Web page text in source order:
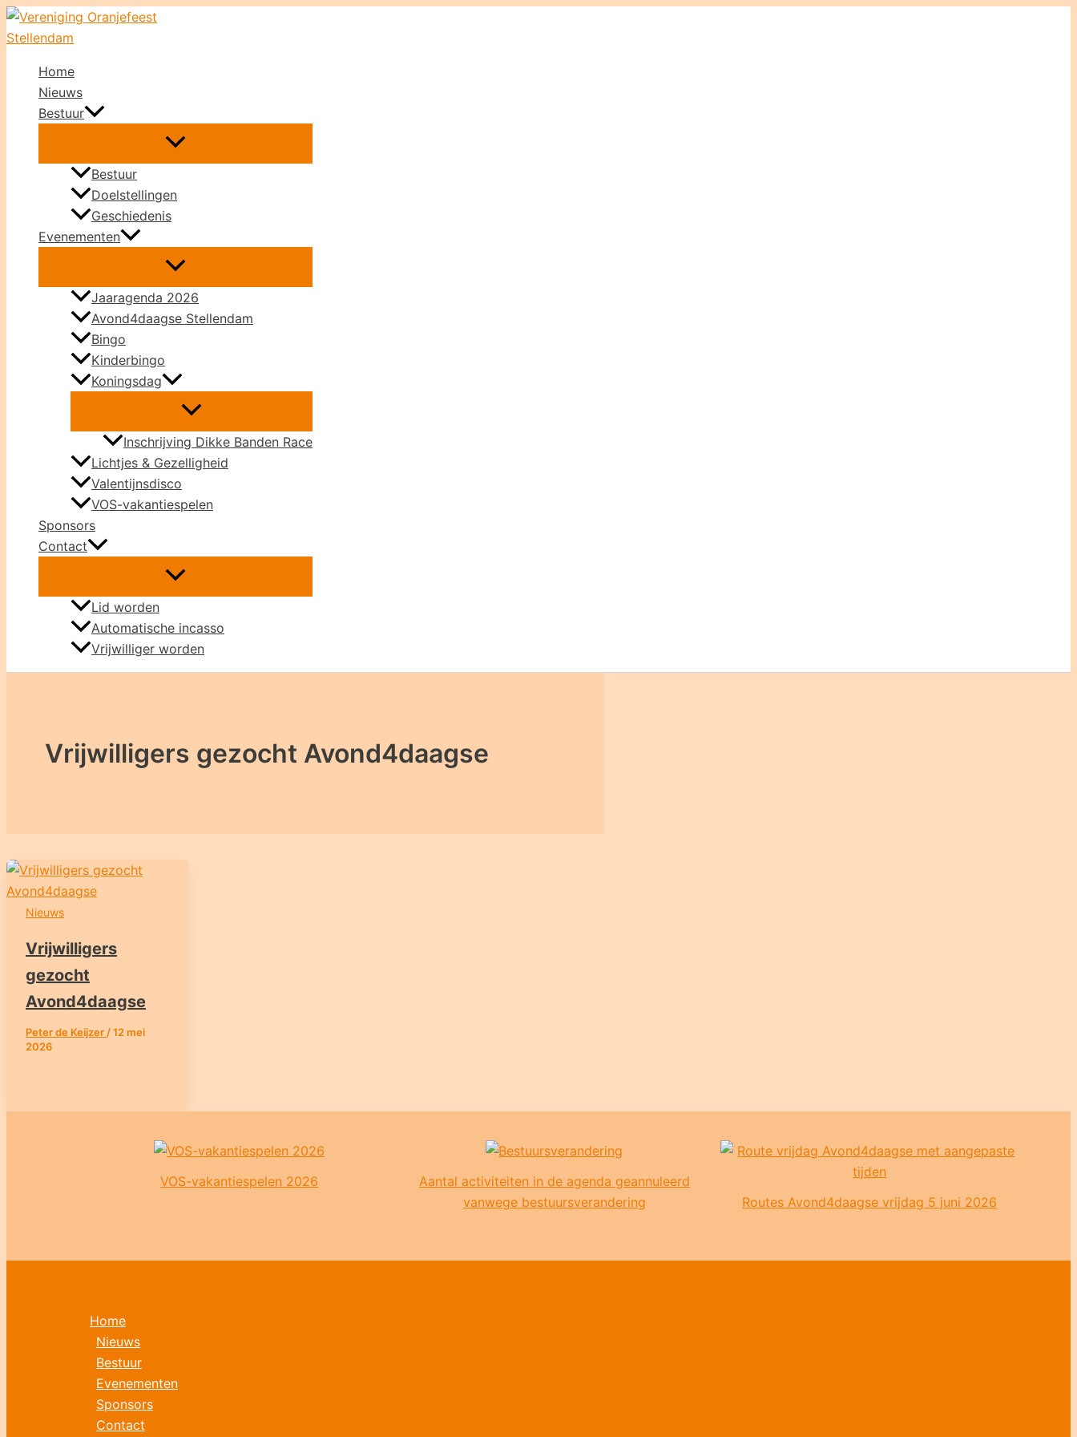
Ga
naar
inhoudHome
Nieuws
Bestuur
Bestuur
Doelstellingen
Geschiedenis
Evenementen
Jaaragenda 2026
Avond4daagse Stellendam
Bingo
Kinderbingo
Koningsdag
Inschrijving Dikke Banden Race
Lichtjes & Gezelligheid
Valentijnsdisco
VOS-vakantiespelen
Sponsors
Contact
Lid worden
Automatische incasso
Vrijwilliger worden
Vrijwilligers gezocht Avond4daagse
Nieuws
Vrijwilligers
gezocht
Avond4daagse
Peter de Keijzer /12 mei
2026
VOS-vakantiespelen 2026
Aantal activiteiten in de agenda geannuleerd
vanwege bestuursverandering
Routes Avond4daagse vrijdag 5 juni 2026
Home
Nieuws
Bestuur
Evenementen
Sponsors
Contact